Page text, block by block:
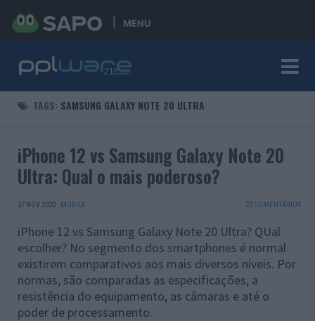
MENU
TAGS: SAMSUNG GALAXY NOTE 20 ULTRA
iPhone 12 vs Samsung Galaxy Note 20
Ultra: Qual o mais poderoso?
27 NOV 2020 · MOBILE 23 COMENTÁRIOS
iPhone 12 vs Samsung Galaxy Note 20 Ultra? QUal
escolher? No segmento dos smartphones é normal
existirem comparativos aos mais diversos níveis. Por
normas, são comparadas as especificações, a
resistência do equipamento, as câmaras e até o
poder de processamento.